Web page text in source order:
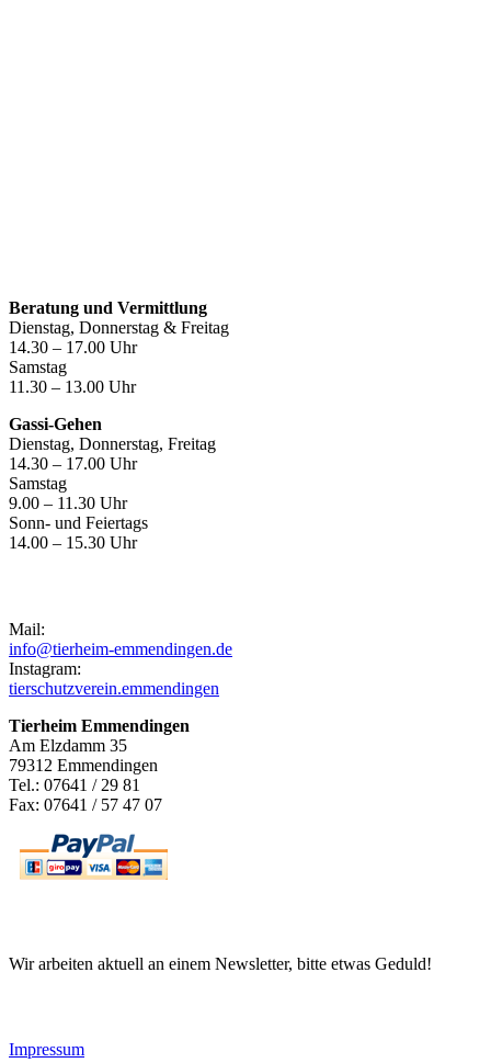
Beratung und Vermittlung
Dienstag, Donnerstag & Freitag
14.30 – 17.00 Uhr
Samstag
11.30 – 13.00 Uhr
Gassi-Gehen
Dienstag, Donnerstag, Freitag
14.30 – 17.00 Uhr
Samstag
9.00 – 11.30 Uhr
Sonn- und Feiertags
14.00 – 15.30 Uhr
Mail:
info@tierheim-emmendingen.de
Instagram:
tierschutzverein.emmendingen
Tierheim Emmendingen
Am Elzdamm 35
79312 Emmendingen
Tel.: 07641 / 29 81
Fax: 07641 / 57 47 07
Wir arbeiten aktuell an einem Newsletter, bitte etwas Geduld!
Impressum